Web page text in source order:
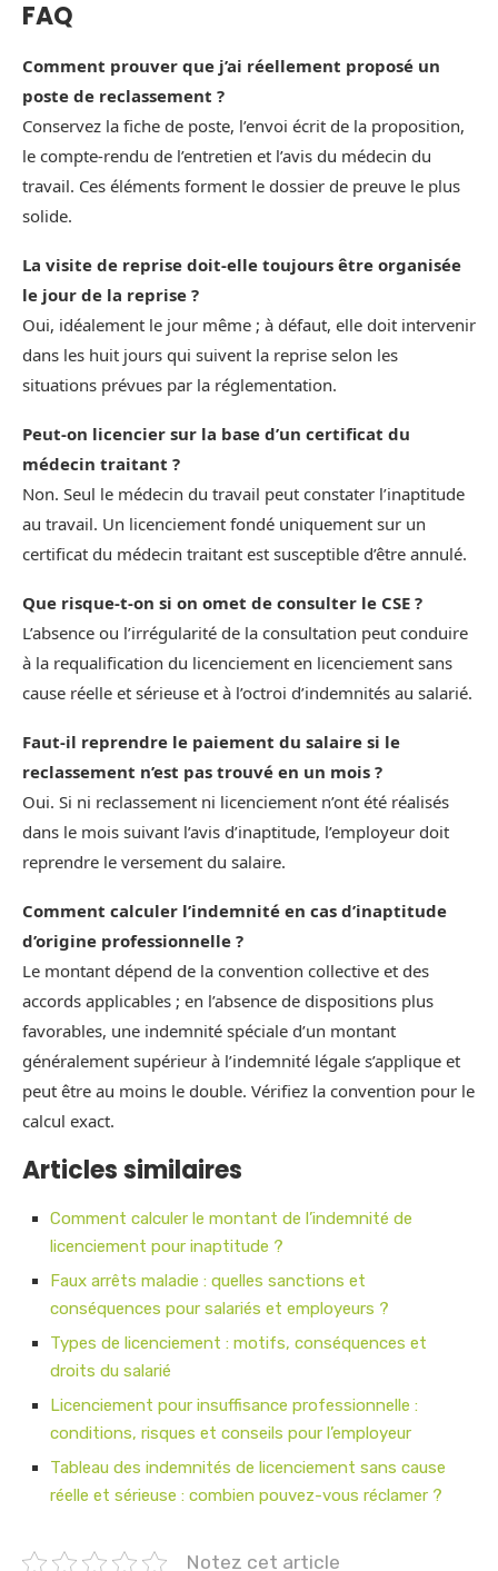
FAQ
Comment prouver que j’ai réellement proposé un
poste de reclassement ?
Conservez la fiche de poste, l’envoi écrit de la proposition,
le compte‑rendu de l’entretien et l’avis du médecin du
travail. Ces éléments forment le dossier de preuve le plus
solide.
La visite de reprise doit-elle toujours être organisée
le jour de la reprise ?
Oui, idéalement le jour même ; à défaut, elle doit intervenir
dans les huit jours qui suivent la reprise selon les
situations prévues par la réglementation.
Peut-on licencier sur la base d’un certificat du
médecin traitant ?
Non. Seul le médecin du travail peut constater l’inaptitude
au travail. Un licenciement fondé uniquement sur un
certificat du médecin traitant est susceptible d’être annulé.
Que risque-t-on si on omet de consulter le CSE ?
L’absence ou l’irrégularité de la consultation peut conduire
à la requalification du licenciement en licenciement sans
cause réelle et sérieuse et à l’octroi d’indemnités au salarié.
Faut-il reprendre le paiement du salaire si le
reclassement n’est pas trouvé en un mois ?
Oui. Si ni reclassement ni licenciement n’ont été réalisés
dans le mois suivant l’avis d’inaptitude, l’employeur doit
reprendre le versement du salaire.
Comment calculer l’indemnité en cas d’inaptitude
d’origine professionnelle ?
Le montant dépend de la convention collective et des
accords applicables ; en l’absence de dispositions plus
favorables, une indemnité spéciale d’un montant
généralement supérieur à l’indemnité légale s’applique et
peut être au moins le double. Vérifiez la convention pour le
calcul exact.
Articles similaires
Comment calculer le montant de l’indemnité de
licenciement pour inaptitude ?
Faux arrêts maladie : quelles sanctions et
conséquences pour salariés et employeurs ?
Types de licenciement : motifs, conséquences et
droits du salarié
Licenciement pour insuffisance professionnelle :
conditions, risques et conseils pour l’employeur
Tableau des indemnités de licenciement sans cause
réelle et sérieuse : combien pouvez-vous réclamer ?
Notez cet article